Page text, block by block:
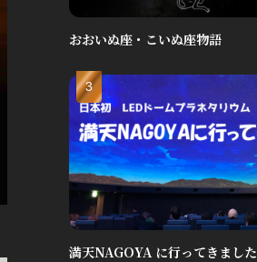
おおいぬ座・こいぬ座物語
満天NAGOYA に行ってきました